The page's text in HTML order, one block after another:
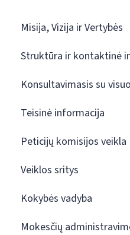
Misija, Vizija ir Vertybės
Struktūra ir kontaktinė
Konsultavimasis su
Teisinė informacija
Peticijų komisijos veikla
Veiklos sritys
Kokybės vadyba
Mokesčių